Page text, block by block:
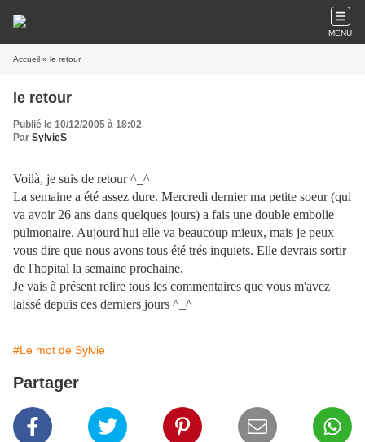
MENU
Accueil » le retour
le retour
Publié le 10/12/2005 à 18:02
Par SylvieS
Voilà, je suis de retour ^_^
La semaine a été assez dure. Mercredi dernier ma petite soeur (qui
va avoir 26 ans dans quelques jours) a fais une double embolie
pulmonaire. Aujourd'hui elle va beaucoup mieux, mais je peux
vous dire que nous avons tous été trés inquiets. Elle devrais sortir
de l'hopital la semaine prochaine.
Je vais à présent relire tous les commentaires que vous m'avez
laissé depuis ces derniers jours ^_^
#Le mot de Sylvie
Partager